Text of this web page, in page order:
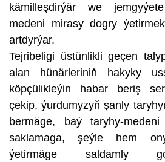
kämilleşdirýär we
medeni mirasy dogry
artdyrýar.
Tejribeligi üstünlikli geçen
alan hünärleriniň hakyky
köpçülikleýin habar beriş
çekip, ýurdumyzyň şanly
bermäge, baý taryhy-
saklamaga, şeýle hem
ýetirmäge saldamly